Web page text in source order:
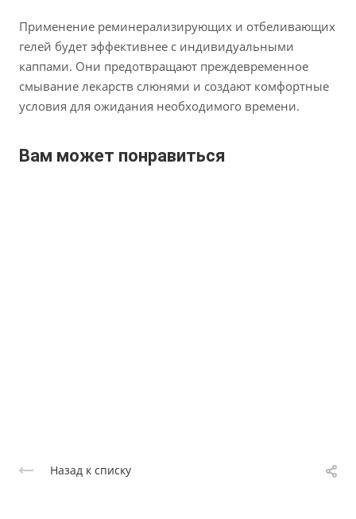
Применение реминерализирующих и отбеливающих
гелей будет эффективнее с индивидуальными
каппами. Они предотвращают преждевременное
смывание лекарств слюнями и создают комфортные
условия для ожидания необходимого времени.
Вам может понравиться
Назад к списку